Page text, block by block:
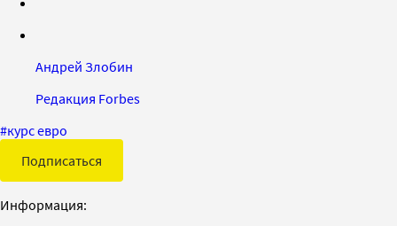
Андрей Злобин
Редакция Forbes
#курс евро
Подписаться
Информация: